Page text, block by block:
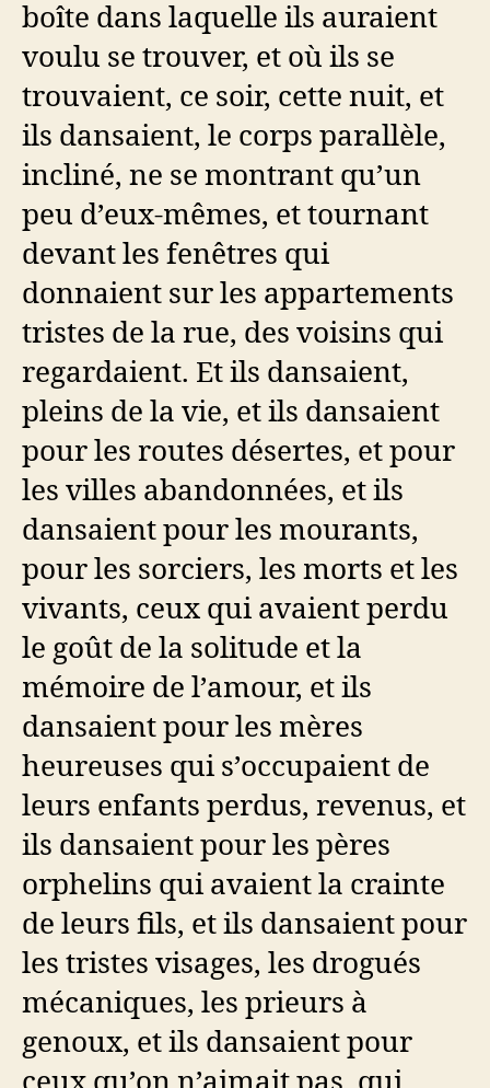
boîte dans laquelle ils auraient
voulu se trouver, et où ils se
trouvaient, ce soir, cette nuit, et
ils dansaient, le corps parallèle,
incliné, ne se montrant qu’un
peu d’eux-mêmes, et tournant
devant les fenêtres qui
donnaient sur les appartements
tristes de la rue, des voisins qui
regardaient. Et ils dansaient,
pleins de la vie, et ils dansaient
pour les routes désertes, et pour
les villes abandonnées, et ils
dansaient pour les mourants,
pour les sorciers, les morts et les
vivants, ceux qui avaient perdu
le goût de la solitude et la
mémoire de l’amour, et ils
dansaient pour les mères
heureuses qui s’occupaient de
leurs enfants perdus, revenus, et
ils dansaient pour les pères
orphelins qui avaient la crainte
de leurs fils, et ils dansaient pour
les tristes visages, les drogués
mécaniques, les prieurs à
genoux, et ils dansaient pour